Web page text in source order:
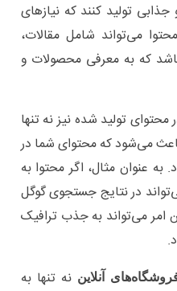
تولید کنند که نیازهای
می‌تواند شامل مقالات،
که به معرفی محصولات و
تولید شده نیز نه تنها
می‌شود که محتوای شما در
عنوان مثال، اگر محتوا به
در نتایج جستجوی گوگل
امر می‌تواند به جذب ترافیک
آنلاین نه تنها به